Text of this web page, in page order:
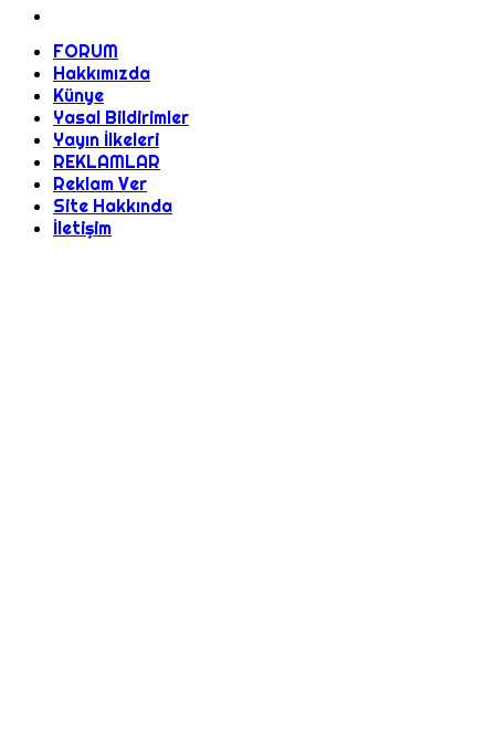
FORUM
Hakkımızda
Künye
Yasal Bildirimler
Yayın İlkeleri
REKLAMLAR
Reklam Ver
Site Hakkında
İletişim